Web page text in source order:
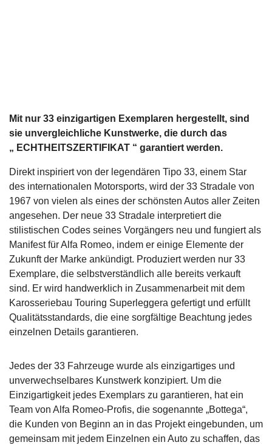
Mit nur 33 einzigartigen Exemplaren hergestellt, sind
sie unvergleichliche Kunstwerke, die durch das
„ ECHTHEITSZERTIFIKAT “ garantiert werden.
Direkt inspiriert von der legendären Tipo 33, einem Star
des internationalen Motorsports, wird der 33 Stradale von
1967 von vielen als eines der schönsten Autos aller Zeiten
angesehen. Der neue 33 Stradale interpretiert die
stilistischen Codes seines Vorgängers neu und fungiert als
Manifest für Alfa Romeo, indem er einige Elemente der
Zukunft der Marke ankündigt. Produziert werden nur 33
Exemplare, die selbstverständlich alle bereits verkauft
sind. Er wird handwerklich in Zusammenarbeit mit dem
Karosseriebau Touring Superleggera gefertigt und erfüllt
Qualitätsstandards, die eine sorgfältige Beachtung jedes
einzelnen Details garantieren.
Jedes der 33 Fahrzeuge wurde als einzigartiges und
unverwechselbares Kunstwerk konzipiert. Um die
Einzigartigkeit jedes Exemplars zu garantieren, hat ein
Team von Alfa Romeo-Profis, die sogenannte „Bottega“,
die Kunden von Beginn an in das Projekt eingebunden, um
gemeinsam mit jedem Einzelnen ein Auto zu schaffen, das